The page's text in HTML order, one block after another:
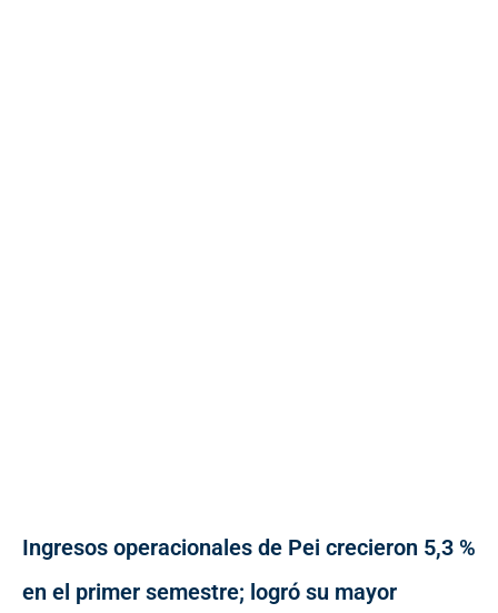
Ingresos operacionales de Pei crecieron 5,3 %
en el primer semestre; logró su mayor